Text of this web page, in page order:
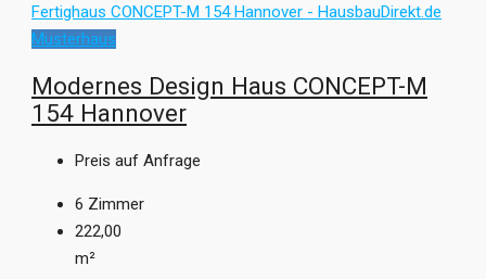
Musterhaus
Modernes Design Haus CONCEPT-M
154 Hannover
Preis auf Anfrage
6 Zimmer
222,00
m²